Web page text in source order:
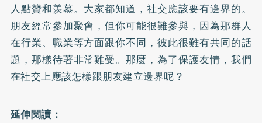
人點贊和羡慕。大家都知道，社交應該要有邊界的。
朋友經常參加聚會，但你可能很難參與，因為那群人
在行業、職業等方面跟你不同，彼此很難有共同的話
題，那樣待著非常難受。那麼，為了保護友情，我們
在社交上應該怎樣跟朋友建立邊界呢？
延伸閱讀：